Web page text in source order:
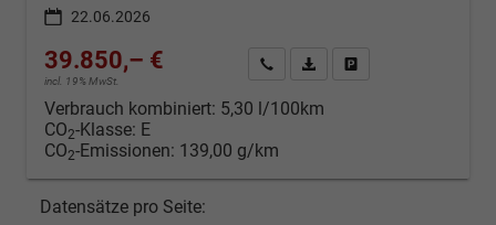
22.06.2026
39.850,– €
incl. 19% MwSt.
Kontakt & Angebot anfordern
PDF-Datei, Fahrzeugexposé
Verbrauch kombiniert: 5,30 l/100km
CO2-Klasse: E
CO2-Emissionen: 139,00 g/km
Datensätze pro Seite: